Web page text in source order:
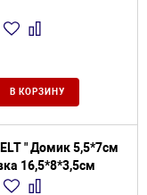
В КОРЗИНУ
" Домик 5,5*7см
16,5*8*3,5см